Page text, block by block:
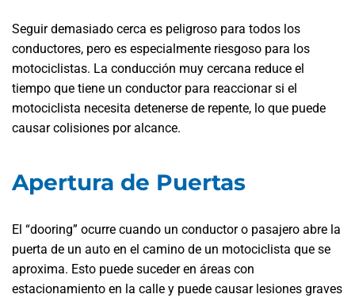
Seguir demasiado cerca es peligroso para todos los
conductores, pero es especialmente riesgoso para los
motociclistas. La conducción muy cercana reduce el
tiempo que tiene un conductor para reaccionar si el
motociclista necesita detenerse de repente, lo que puede
causar colisiones por alcance.
Apertura de Puertas
El “dooring” ocurre cuando un conductor o pasajero abre la
puerta de un auto en el camino de un motociclista que se
aproxima. Esto puede suceder en áreas con
estacionamiento en la calle y puede causar lesiones graves